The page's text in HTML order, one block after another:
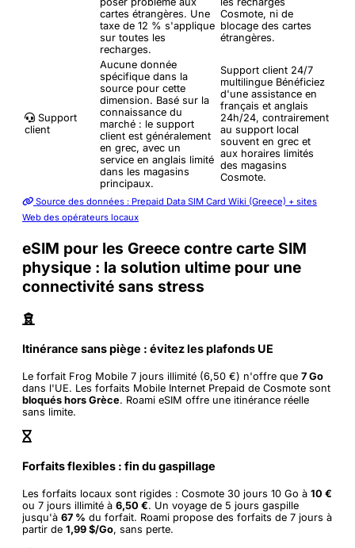
cartes étrangères. Une
taxe de 12 % s'applique
sur toutes les
recharges.
Cosmote, ni de
blocage des cartes
étrangères.
Support
client
Aucune donnée
spécifique dans la
source pour cette
dimension. Basé sur la
connaissance du
marché : le support
client est généralement
en grec, avec un
service en anglais limité
dans les magasins
principaux.
Support client 24/7
multilingue Bénéficiez
d'une assistance en
français et anglais
24h/24, contrairement
au support local
souvent en grec et
aux horaires limités
des magasins
Cosmote.
Source des données : Prepaid Data SIM Card Wiki (Greece) + sites
Web des opérateurs locaux
eSIM pour les Greece contre carte SIM
physique : la solution ultime pour une
connectivité sans stress
Itinérance sans piège : évitez les plafonds UE
Le forfait Frog Mobile 7 jours illimité (6,50 €) n'offre que 7 Go
dans l'UE. Les forfaits Mobile Internet Prepaid de Cosmote sont
bloqués hors Grèce. Roami eSIM offre une itinérance réelle
sans limite.
Forfaits flexibles : fin du gaspillage
Les forfaits locaux sont rigides : Cosmote 30 jours 10 Go à 10 €
ou 7 jours illimité à 6,50 €. Un voyage de 5 jours gaspille
jusqu'à 67 % du forfait. Roami propose des forfaits de 7 jours à
partir de 1,99 $/Go, sans perte.